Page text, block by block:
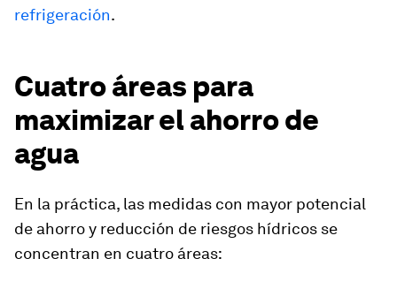
refrigeración.
Cuatro áreas para
maximizar el ahorro de
agua
En la práctica, las medidas con mayor potencial
de ahorro y reducción de riesgos hídricos se
concentran en cuatro áreas: